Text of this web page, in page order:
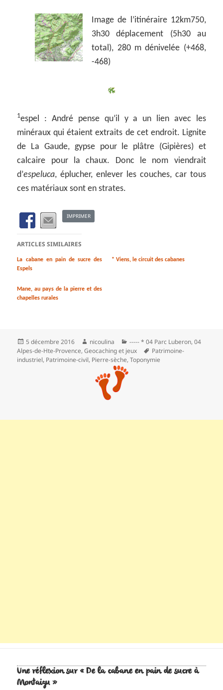
Image de l’itinéraire 12km750,
3h30 déplacement (5h30 au
total), 280 m dénivelée (+468,
-468)
1espel : André pense qu’il y a un lien avec les
minéraux qui étaient extraits de cet endroit. Lignite
de La Gaude, gypse pour le plâtre (Gipières) et
calcaire pour la chaux. Donc le nom viendrait
d’espeluca, éplucher, enlever les couches, car tous
ces matériaux sont en strates.
IMPRIMER
ARTICLES SIMILAIRES
La cabane en pain de sucre des
Espels
* Viens, le circuit des cabanes
Mane, au pays de la pierre et des
chapelles rurales
Publié
le
5 décembre 2016 Auteur
nicoulina Catégories
----- * 04 Parc Luberon,04
Alpes-de-Hte-Provence,Geocaching et jeux Mots-
clés
Patrimoine-
industriel, Patrimoine‑civil, Pierre-sèche,Toponymie
Une réflexion sur « De la cabane en pain de sucre à
Montaigu »